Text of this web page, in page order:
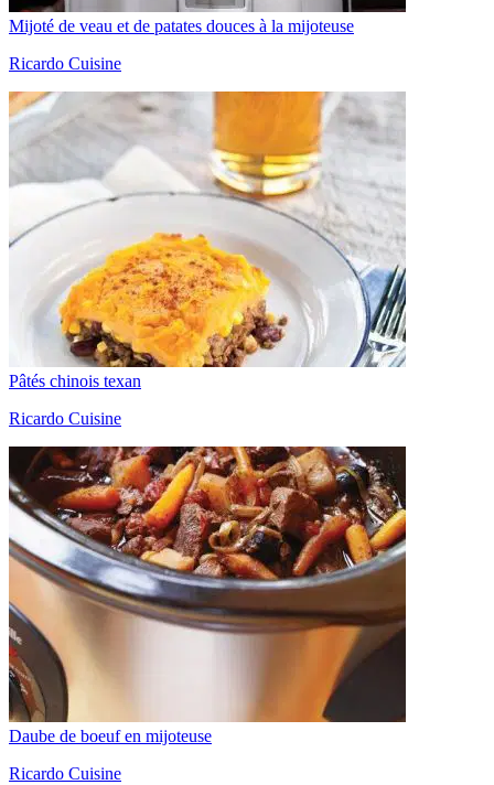
Mijoté de veau et de patates douces à la mijoteuse
Ricardo Cuisine
Pâtés chinois texan
Ricardo Cuisine
Daube de boeuf en mijoteuse
Ricardo Cuisine